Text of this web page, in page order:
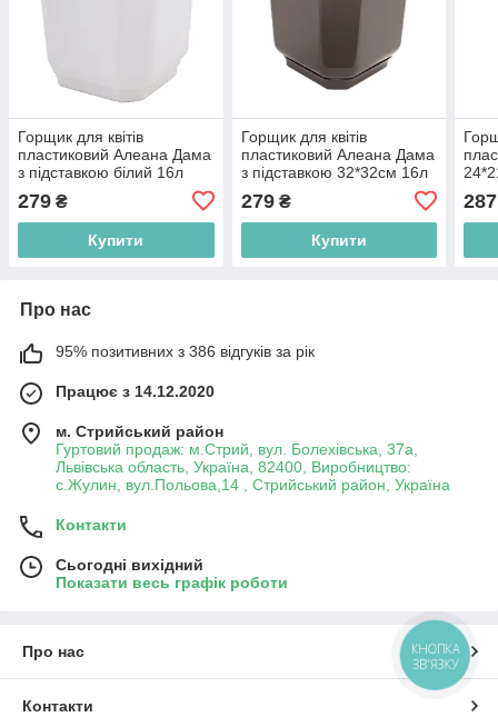
Горщик для квітів
пластиковий Алеана Дама
з підставкою білий 16л
279 ₴
Купити
Горщик для квітів
пластиковий Алеана Дама
з підставкою 32*32см 16л
279₴
Купити
21
287
Про нас
95% позитивних з 386 відгуків за рік
Працює з 14.12.2020
м. Стрийський район
Гуртовий продаж: м.Стрий, вул. Болехівська, 37а,
Львівська область, Україна, 82400, Виробництво:
с.Жулин, вул.Польова,14 , Стрийський район, Україна
Контакти
Сьогодні вихідний
Показати весь графік роботи
Про нас
Контакти
КНОПКА
ЗВ'ЯЗКУ